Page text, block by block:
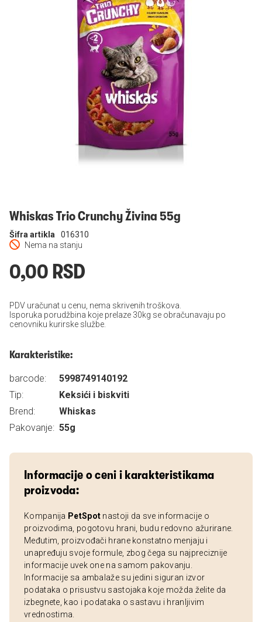
Whiskas Trio Crunchy Živina 55g
Nema na stanju
Šifra artikla 016310
0,00 RSD
PDV uračunat u cenu, nema skrivenih troškova.
Isporuka porudžbina koje prelaze 30kg se obračunavaju po
cenovniku kurirske službe.
Karakteristike:
barcode:
5998749140192
Tip:
Keksići i biskviti
Brend:
Whiskas
Pakovanje: 55g
Informacije o ceni i karakteristikama
proizvoda:
Kompanija PetSpot nastoji da sve informacije o
proizvodima, pogotovu hrani, budu redovno ažurirane.
Međutim, proizvođači hrane konstatno menjaju i
unapređuju svoje formule, zbog čega su najpreciznije
informacije uvek one na samom pakovanju.
Informacije sa ambalaže su jedini siguran izvor
podataka o prisustvu sastojaka koje možda želite da
izbegnete, kao i podataka o sastavu i hranljivim
vrednostima.